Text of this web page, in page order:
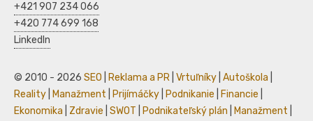
+421 907 234 066
+420 774 699 168
LinkedIn
© 2010 - 2026 SEO Reklama a PR Vrtuľníky Autoškola
Reality
Manažment Prijímáčky Podnikanie Financie
Ekonomika
Zdravie SWOT Podnikateľský plán Manažment